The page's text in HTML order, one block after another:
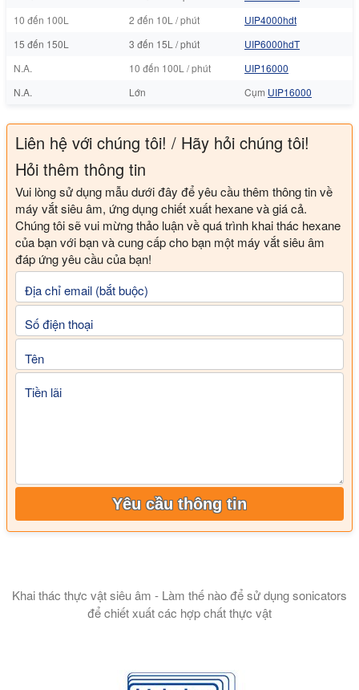
10 đến 100L
2 đến 10L / phút
UIP4000hdt
15 đến 150L
3 đến 15L / phút
UIP6000hdT
N.A.
10 đến 100L / phút
UIP16000
N.A.
Lớn Cụm UIP16000
Liên hệ với chúng tôi! / Hãy hỏi chúng tôi!
Hỏi thêm thông tin
Vui lòng sử dụng mẫu dưới đây để yêu cầu thêm thông tin về
máy vắt siêu âm, ứng dụng chiết xuất hexane và giá cả.
Chúng tôi sẽ vui mừng thảo luận về quá trình khai thác hexane
của bạn với bạn và cung cấp cho bạn một máy vắt siêu âm
đáp ứng yêu cầu của bạn!
Địa chỉ email (bắt buộc)
Số điện thoại
Tên
Tiền lãi
Yêu cầu thông tin
Khai thác thực vật siêu âm - Làm thế nào để sử dụng sonicators
để chiết xuất các hợp chất thực vật